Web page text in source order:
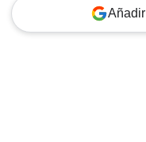
Añadir